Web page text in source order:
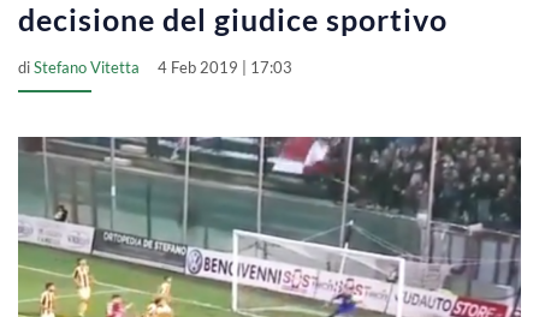
decisione del giudice sportivo
diStefano Vitetta 4 Feb 2019 | 17:03